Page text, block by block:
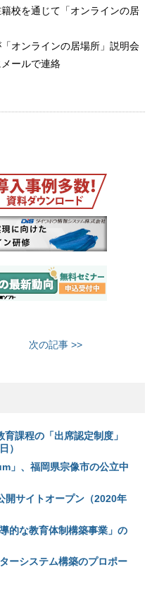
校を通じて「オンラインの居
オンラインの居場所」説明会
ールで連絡
次の記事 >>
課程の「出席認定制度」
）
」、福岡県宗像市の公立中
開サイトオープン（2020年
的な教育体制構築事業」の
ーシステム構築のプロポー